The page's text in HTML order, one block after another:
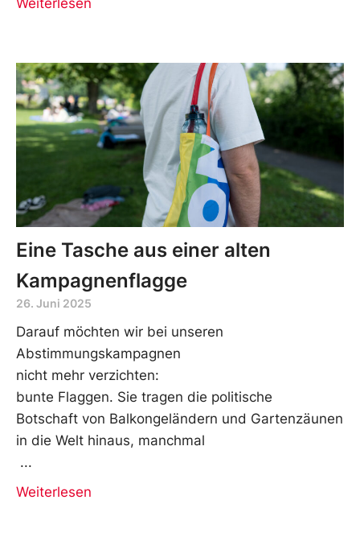
Eine Tasche aus einer alten
Kampagnenflagge
26. Juni 2025
Darauf möchten wir bei unseren
Abstimmungskampagnen
nicht mehr verzichten:
bunte Flaggen. Sie tragen die politische
Botschaft von Balkongeländern und Gartenzäunen
in die Welt hinaus, manchmal
Weiterlesen